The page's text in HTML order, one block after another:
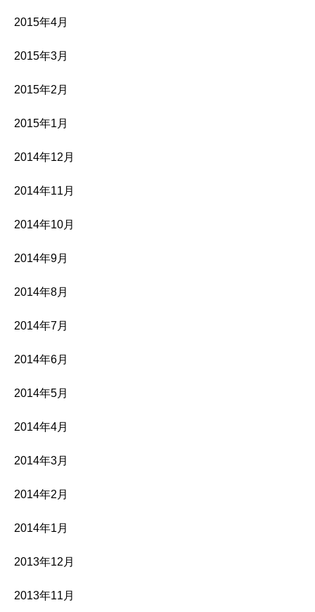
2015年4月
2015年3月
2015年2月
2015年1月
2014年12月
2014年11月
2014年10月
2014年9月
2014年8月
2014年7月
2014年6月
2014年5月
2014年4月
2014年3月
2014年2月
2014年1月
2013年12月
2013年11月